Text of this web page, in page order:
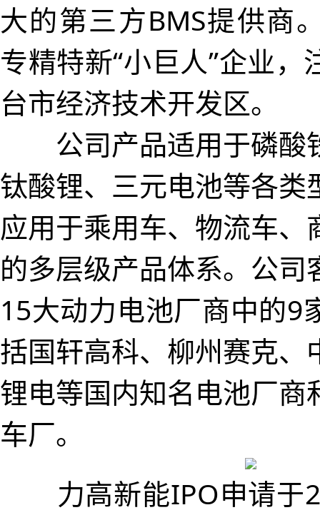
大的第三方BMS提供商
专精特新“小巨人”企业，
台市经济技术开发区。
公司产品适用于磷酸
钛酸锂、三元电池等各类
应用于乘用车、物流车、
的多层级产品体系。公司
15大动力电池厂商中的9
括国轩高科、柳州赛克、
锂电等国内知名电池厂商
车厂。
力高新能IPO申请于